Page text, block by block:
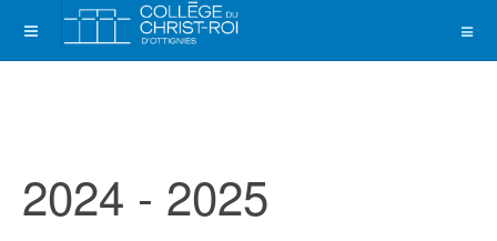
2024 - 2025